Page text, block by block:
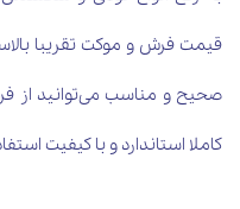
قیمت فرش و موکت تقریبا
صحیح و مناسب می‌توانید از
کاملا استاندارد و با کیفیت